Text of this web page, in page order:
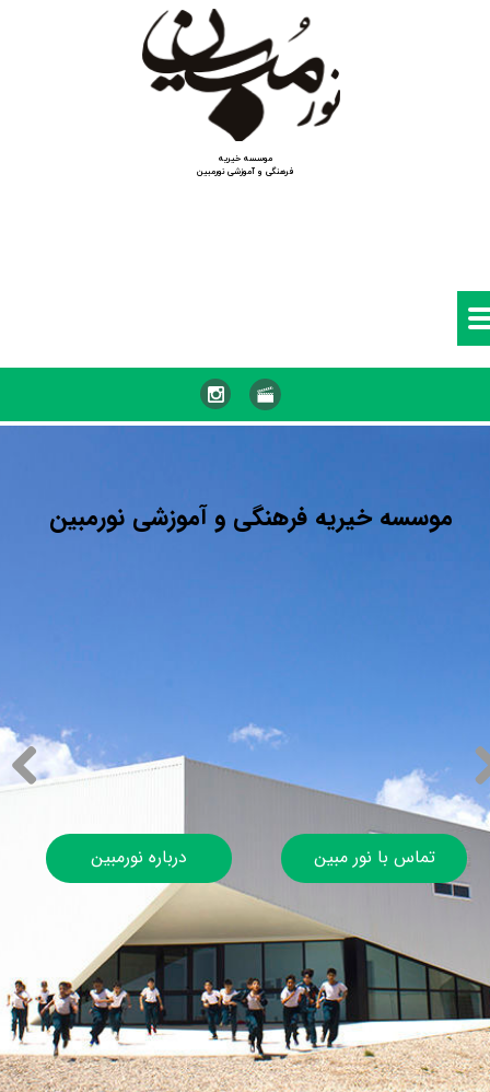
موسسه خیریه
​​​​​​​فرهنگی و آموزشی نورمبین
موسسه خیریه فرهنگی و آموزشی نورمبین
تماس با نور مبین درباره نورمبین